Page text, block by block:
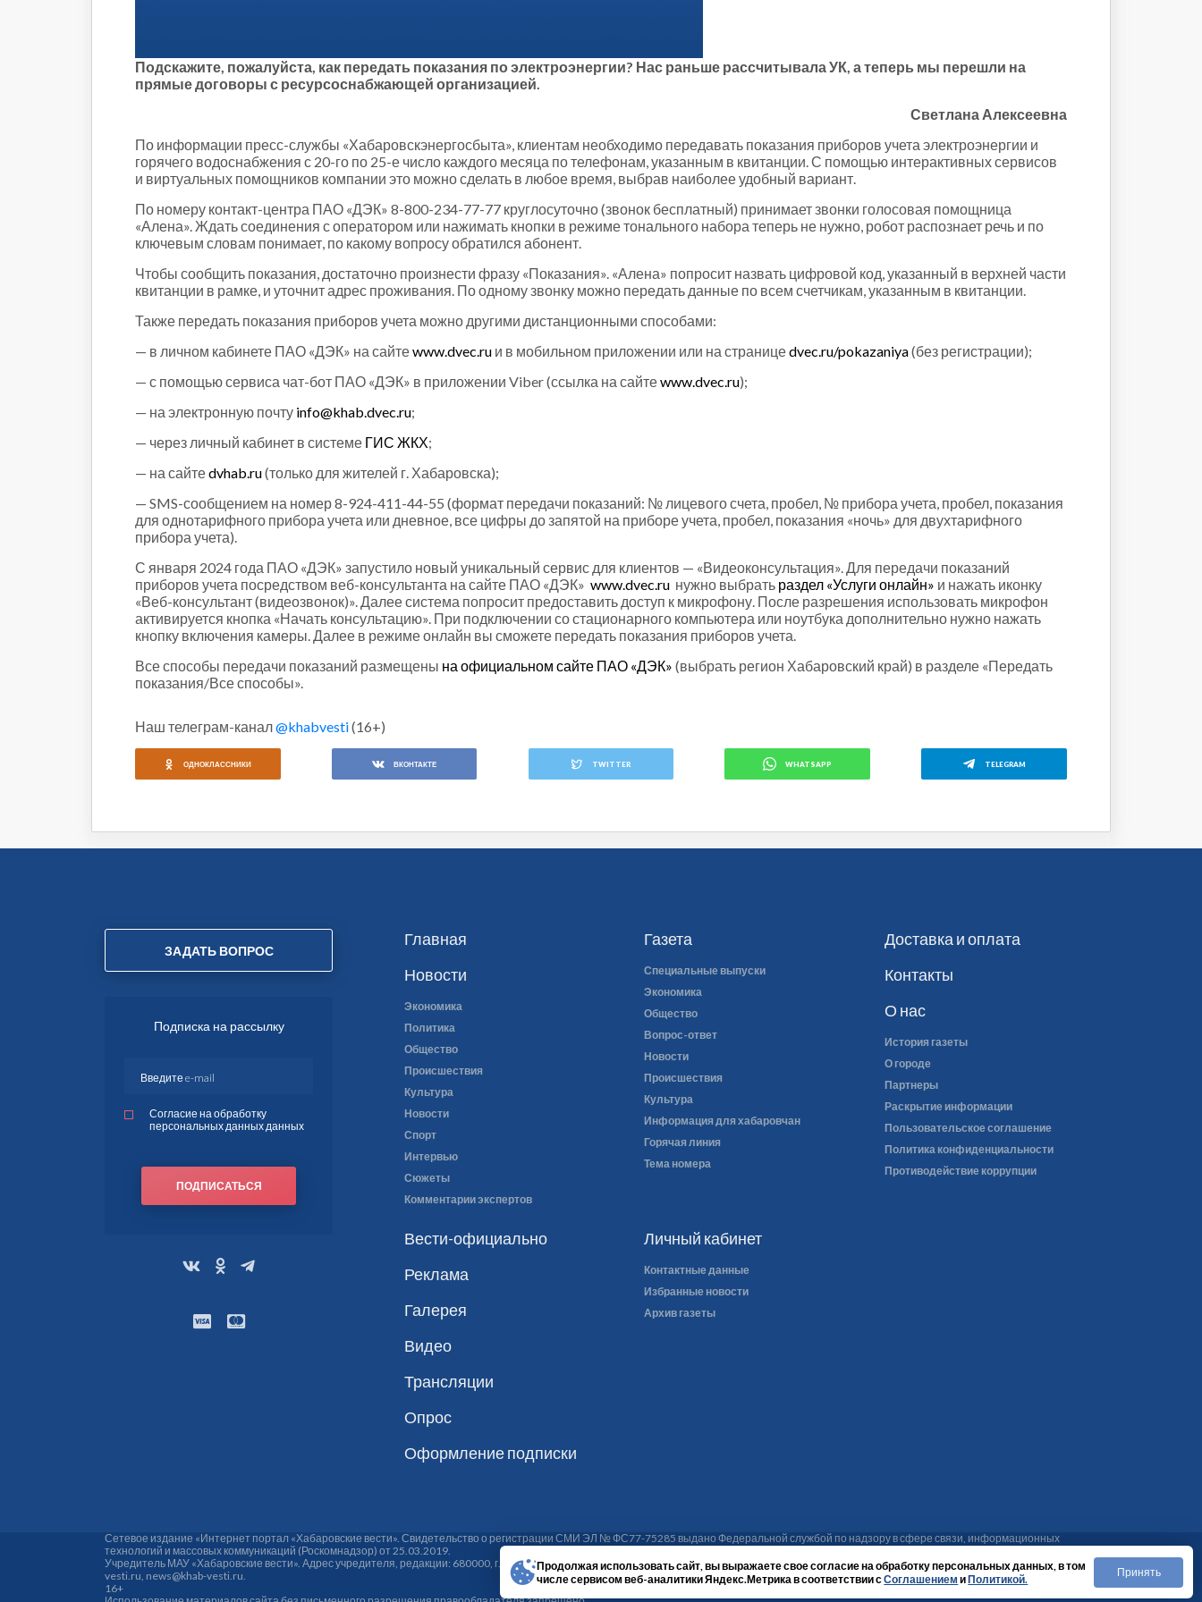
Новогоднее
Духовность
Паводок-2022
Выборы-2022
Подскажите, пожалуйста, как передать показания по электроэнергии? Нас раньше рассчитывала УК, а теперь мы перешли на
прямые договоры с ресурсоснабжающей организацией.
Светлана Алексеевна
По информации пресс-службы «Хабаровскэнергосбыта», клиентам необходимо передавать показания приборов учета электроэнергии и
горячего водоснабжения с 20-го по 25-е число каждого месяца по телефонам, указанным в квитанции. С помощью интерактивных сервисов
и виртуальных помощников компании это можно сделать в любое время, выбрав наиболее удобный вариант.
По номеру контакт-центра ПАО «ДЭК» 8-800-234-77-77 круглосуточно (звонок бесплатный) принимает звонки голосовая помощница
«Алена». Ждать соединения с оператором или нажимать кнопки в режиме тонального набора теперь не нужно, робот распознает речь и по
ключевым словам понимает, по какому вопросу обратился абонент.
Чтобы сообщить показания, достаточно произнести фразу «Показания». «Алена» попросит назвать цифровой код, указанный в верхней части
квитанции в рамке, и уточнит адрес проживания. По одному звонку можно передать данные по всем счетчикам, указанным в квитанции.
Также передать показания приборов учета можно другими дистанционными способами:
— в личном кабинете ПАО «ДЭК» на сайтеwww.dvec.ru и в мобильном приложении или на страницеdvec.ru/pokazaniya(без регистрации);
— с помощью сервиса чат-бот ПАО «ДЭК» в приложении Viber (ссылка на сайтеwww.dvec.ru);
— на электронную почту info@khab.dvec.ru;
— через личный кабинет в системе ГИС ЖКХ;
— на сайтеdvhab.ru(только для жителей г. Хабаровска);
— SMS-сообщением на номер 8-924-411-44-55 (формат передачи показаний: № лицевого счета, пробел, № прибора учета, пробел, показания
для однотарифного прибора учета или дневное, все цифры до запятой на приборе учета, пробел, показания «ночь» для двухтарифного
прибора учета).
С января 2024 года ПАО «ДЭК» запустило новый уникальный сервис для клиентов — «Видеоконсультация». Для передачи показаний
приборов учета посредством веб-консультанта на сайте ПАО «ДЭК» www.dvec.ru нужно выбрать раздел «Услуги онлайн» и нажать иконку
«Веб-консультант (видеозвонок)». Далее система попросит предоставить доступ к микрофону. После разрешения использовать микрофон
активируется кнопка «Начать консультацию». При подключении со стационарного компьютера или ноутбука дополнительно нужно нажать
кнопку включения камеры. Далее в режиме онлайн вы сможете передать показания приборов учета.
Все способы передачи показаний размещены на официальном сайте ПАО «ДЭК» (выбрать регион Хабаровский край) в разделе «Передать
показания/Все способы».
Наш телеграм-канал@khabvesti(16+)
ОДНОКЛАССНИКИ ВКОНТАКТЕ TWITTER WHATSAPP TELEGRAM
Личный кабинет
Контактные данные
Избранные новости
Архив газеты
Главная
Новости
Экономика
Политика
Общество
Происшествия
Культура
Новости
Спорт
Интервью
Сюжеты
Комментарии экспертов
Газета
Специальные выпуски
Экономика
Общество
Вопрос-ответ
Новости
Происшествия
Культура
Информация для хабаровчан
Горячая линия
Тема номера
Доставка и оплата
Контакты
О нас
История газеты
О городе
Партнеры
Раскрытие информации
Пользовательское соглашение
Политика конфиденциальности
Противодействие коррупции
Вести-официально
Реклама
Галерея
Видео
Трансляции
Опрос
Оформление подписки
ЗАДАТЬ ВОПРОС
Подписка на рассылку
Согласие на обработку
персональных данных данных
ПОДПИСАТЬСЯ
Сетевое издание «Интернет портал «Хабаровские вести». Свидетельство о регистрации СМИ ЭЛ № ФС77-75285 выдано Федеральной службой по надзору в сфере связи, информационных
технологий и массовых коммуникаций (Роскомнадзор) от 25.03.2019.
Учредитель МАУ «Хабаровские вести». Адрес учредителя, редакции: 680000, г. Хабаровск, ул. Ким Ю Чена, 6, тел./факс: (4212) 75-48-70, 75-48-61, тел. (4212) 75-48-34. Эл. адреса: vesti@khab-
vesti.ru, news@khab-vesti.ru.
16+
Продолжая использовать сайт, вы выражаете свое согласие на обработку персональных данных, в том
числе сервисом веб-аналитики Яндекс.Метрика в соответствии сСоглашением иПолитикой.
Принять